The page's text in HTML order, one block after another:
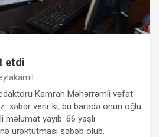
etdi
Kamran Məhərrəmli vəfat
verir ki, bu barədə onun oğlu
yayıb. 66 yaşlı
ürəktutması səbəb olub.